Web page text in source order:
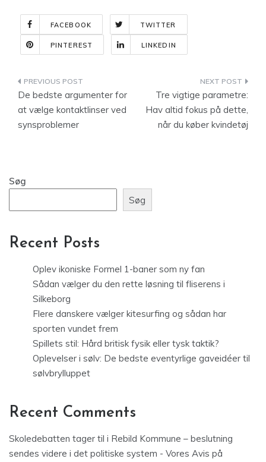
FACEBOOK TWITTER
PINTEREST LINKEDIN
Indlægsnavigation
De bedste argumenter for
at vælge kontaktlinser ved
synsproblemer
Tre vigtige parametre:
Hav altid fokus på dette,
når du køber kvindetøj
Søg
Søg
Recent Posts
Oplev ikoniske Formel 1-baner som ny fan
Sådan vælger du den rette løsning til fliserens i
Silkeborg
Flere danskere vælger kitesurfing og sådan har
sporten vundet frem
Spillets stil: Hård britisk fysik eller tysk taktik?
Oplevelser i sølv: De bedste eventyrlige gaveidéer til
sølvbrylluppet
Recent Comments
Skoledebatten tager til i Rebild Kommune – beslutning
sendes videre i det politiske system - Vores Avis på